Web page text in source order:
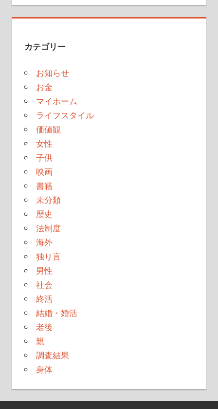
送
カテゴリー
お知らせ
お金
マイホーム
ライフスタイル
価値観
女性
子供
映画
書籍
未分類
歴史
法制度
海外
独り言
男性
社会
終活
結婚・婚活
老後
親
調査結果
身体